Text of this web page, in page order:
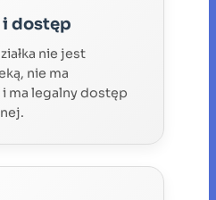
dostęp
nie jest
nie ma
i ma legalny dostęp